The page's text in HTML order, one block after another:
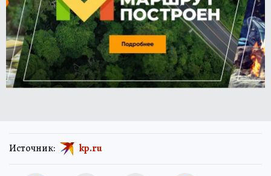
Источник: kp.ru